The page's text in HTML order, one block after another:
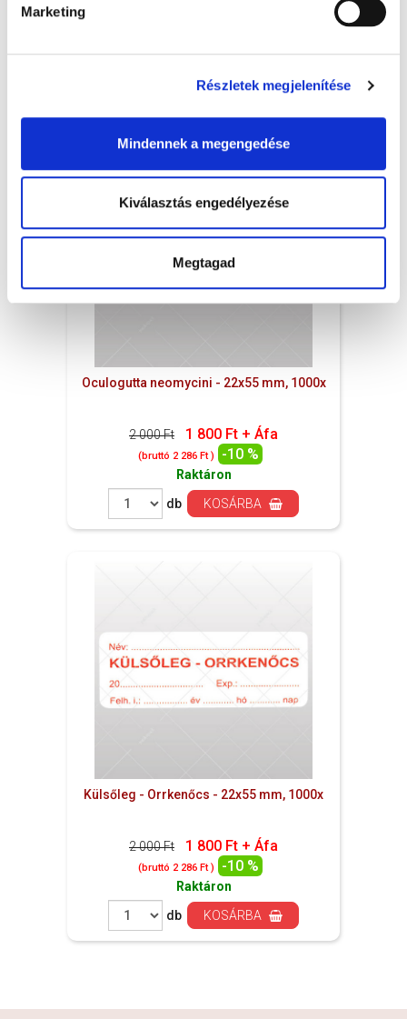
Marketing
Részletek megjelenítése
Mindennek a megengedése
Kiválasztás engedélyezése
Megtagad
KOSÁRBA
Oculogutta neomycini - 22x55 mm, 1000x
2 000 Ft 1 800 Ft + Áfa
(bruttó 2 286 Ft ) -10 %
Raktáron
db
KOSÁRBA
Külsőleg - Orrkenőcs - 22x55 mm, 1000x
2 000 Ft 1 800 Ft + Áfa
(bruttó 2 286 Ft ) -10 %
Raktáron
db
KOSÁRBA